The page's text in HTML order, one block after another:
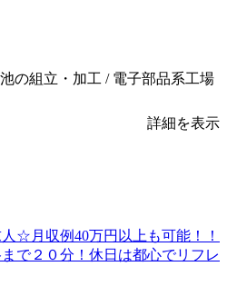
の組立・加工 / 電子部品系工場
詳細を表示